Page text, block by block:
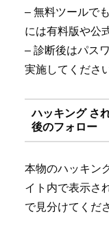
– 無料ツールで
には有料版や公
– 診断後はパス
実施してくださ
ハッキング さ
後のフォロー
本物のハッキン
イト内で表示さ
で見分けてくだ